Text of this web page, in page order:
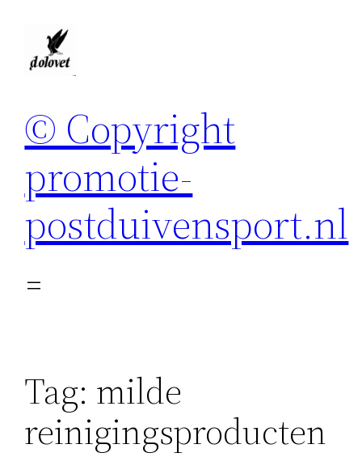
© Copyright
promotie-
postduivensport.nl
Tag: milde
reinigingsproducten